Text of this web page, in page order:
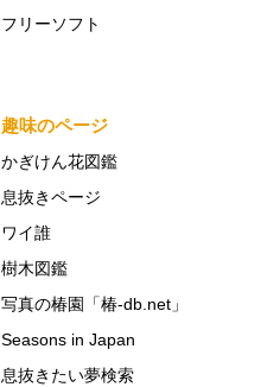
フリーソフト
趣味のページ
かぎけん花図鑑
息抜きページ
ワイ誰
樹木図鑑
写真の椿園「椿-db.net」
Seasons in Japan
息抜きたい夢検索